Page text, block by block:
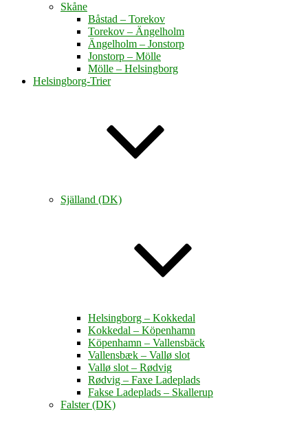
Skåne
Båstad – Torekov
Torekov – Ängelholm
Ängelholm – Jonstorp
Jonstorp – Mölle
Mölle – Helsingborg
Helsingborg-Trier
Själland (DK)
Helsingborg – Kokkedal
Kokkedal – Köpenhamn
Köpenhamn – Vallensbäck
Vallensbæk – Vallø slot
Vallø slot – Rødvig
Rødvig – Faxe Ladeplads
Fakse Ladeplads – Skallerup
Falster (DK)